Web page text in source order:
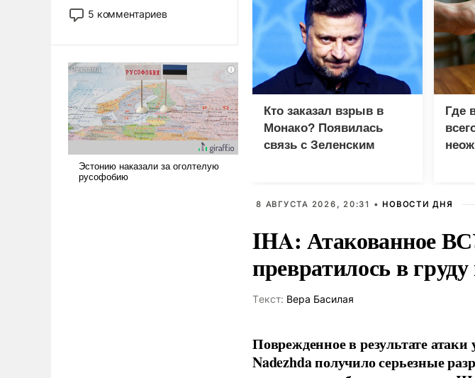
применение которых уже
стало обыденностью. Задача по
и ее реализация радикально
поднимет наши боевые
возможности.
5 комментариев
Кто заказал взрыв в
Монако? Появилась
связь с Зеленским
Где
8 АВГУСТА 2026, 20:31 • НОВОСТИ ДНЯ
IHA: Атакованное
превратилось в
Tекст: Вера Басилая
Поврежденное в результате
Nadezhda получило серьезные